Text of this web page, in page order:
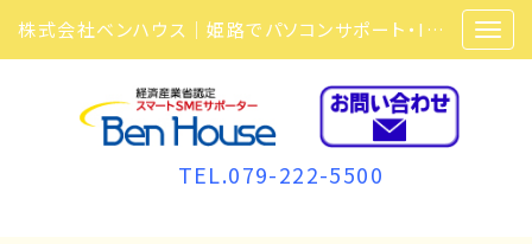
株式会社ベンハウス｜姫路でパソコンサポート・ITサポート・ITセキュリティ・複合機・ビジネスフォンなら弊社にお任せ
TEL.079-222-5500